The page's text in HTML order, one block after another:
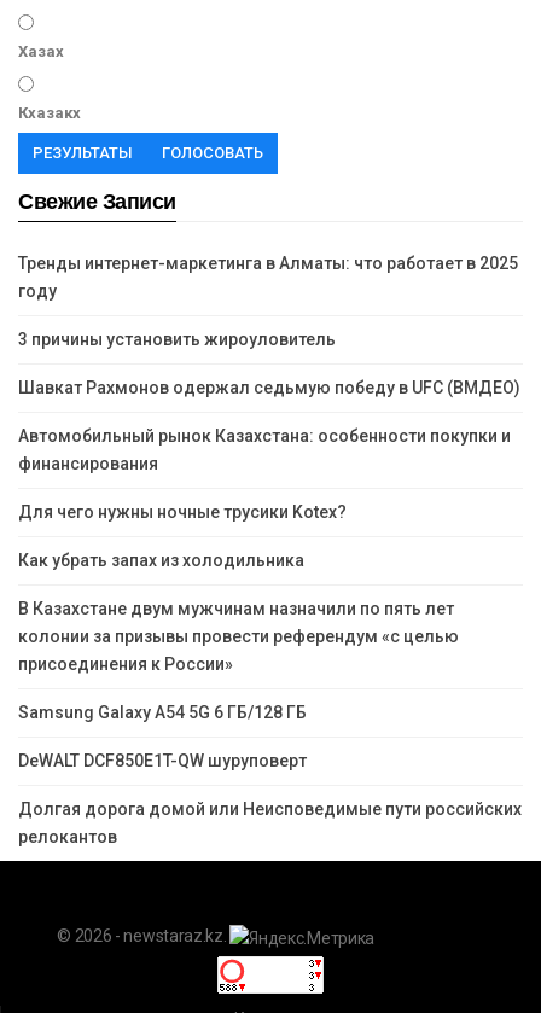
Хазах
Кхазакх
РЕЗУЛЬТАТЫ ГОЛОСОВАТЬ
Свежие Записи
Тренды интернет-маркетинга в Алматы: что работает в 2025
году
3 причины установить жироуловитель
Шавкат Рахмонов одержал седьмую победу в UFC (ВМДЕО)
Автомобильный рынок Казахстана: особенности покупки и
финансирования
Для чего нужны ночные трусики Kotex?
Как убрать запах из холодильника
В Казахстане двум мужчинам назначили по пять лет
колонии за призывы провести референдум «с целью
присоединения к России»
Samsung Galaxy A54 5G 6 ГБ/128 ГБ
DeWALT DCF850E1T-QW шуруповерт
Долгая дорога домой или Неисповедимые пути российских
релокантов
© 2026 - newstaraz.kz.